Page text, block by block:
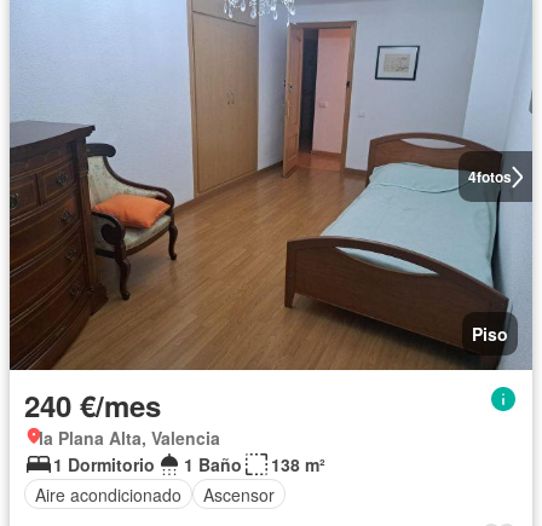
4fotos
Piso
240 €/mes
la Plana Alta, Valencia
1 Dormitorio
1 Baño
138 m²
Aire acondicionado
Ascensor